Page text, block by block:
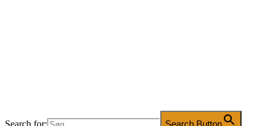
Search for: Search Button